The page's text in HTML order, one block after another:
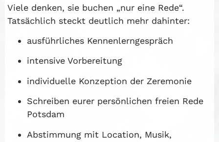
Viele denken, sie buchen „nur eine Rede“.
Tatsächlich steckt deutlich mehr dahinter:
ausführliches Kennenlerngespräch
intensive Vorbereitung
individuelle Konzeption der Zeremonie
Schreiben eurer persönlichen freien Rede
Potsdam
Abstimmung mit Location, Musik,